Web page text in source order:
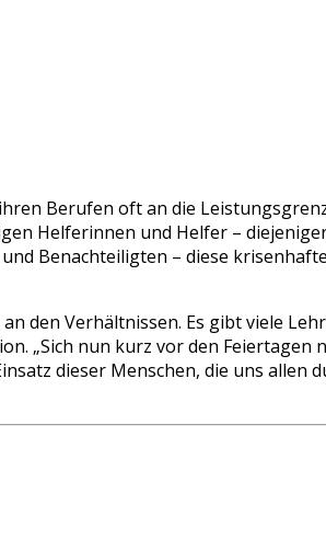
Berufen oft an die
Helferinnen und Helfer –
Benachteiligten – diese
den Verhältnissen. Es gibt viele
„Sich nun kurz vor den Feiertagen
dieser Menschen, die uns allen